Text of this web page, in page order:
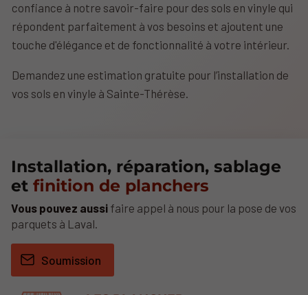
confiance à notre savoir-faire pour des sols en vinyle qui
répondent parfaitement à vos besoins et ajoutent une
touche d'élégance et de fonctionnalité à votre intérieur.
Demandez une estimation gratuite pour l’installation de
vos sols en vinyle à Sainte-Thérèse.
Installation, réparation, sablage
et finition de planchers
Vous pouvez aussi faire appel à nous pour la pose de vos
parquets à Laval.
Soumission